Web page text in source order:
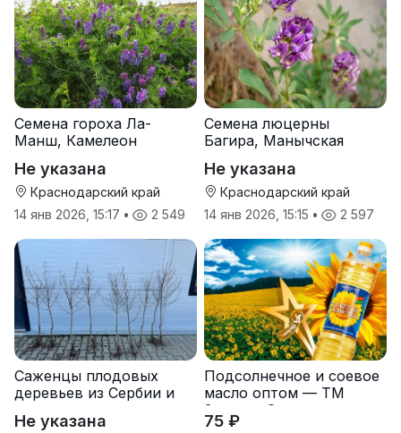
Семена гороха Ла-
Манш, Камелеон
Не указана
Краснодарский край
14 янв 2026, 15:17 • 2 549
Семена люцерны
Багира, Манычская
Не указана
Краснодарский край
14 янв 2026, 15:15 • 2 597
Саженцы плодовых
деревьев из Сербии и
Не указана
Подсолнечное и соевое
масло оптом — ТМ
Золотая Семечка
75 ₽